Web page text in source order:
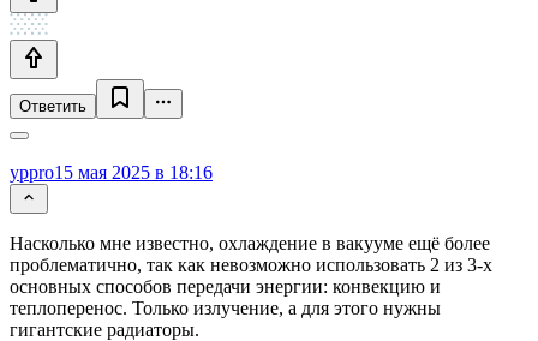
Ответить
yppro15 мая 2025 в 18:16
Насколько мне известно, охлаждение в вакууме ещё более
проблематично, так как невозможно использовать 2 из 3-х
основных способов передачи энергии: конвекцию и
теплоперенос. Только излучение, а для этого нужны
гигантские радиаторы.